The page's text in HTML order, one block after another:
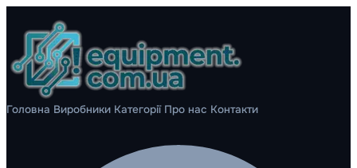
Головна Виробники Категорії Про нас Контакти